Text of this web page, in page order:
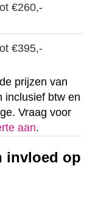
€260,-
€395,-
prijzen van
inclusief btw en
Vraag voor
aan.
invloed op